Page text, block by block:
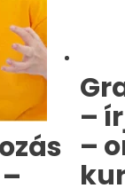
–
–